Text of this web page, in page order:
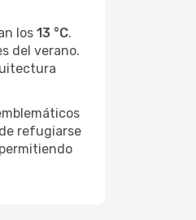
los 13 °C.
del verano.
refugiarse